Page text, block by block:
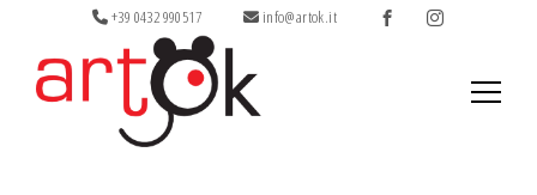
+39 0432 990517 info@artok.it